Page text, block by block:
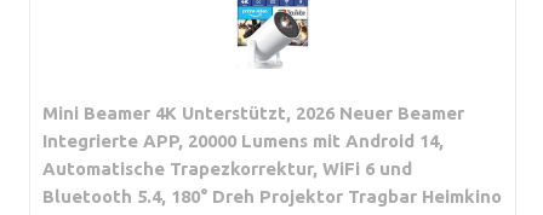
Mini Beamer 4K Unterstützt, 2026 Neuer Beamer
Integrierte APP, 20000 Lumens mit Android 14,
Automatische Trapezkorrektur, WiFi 6 und
Bluetooth 5.4, 180° Dreh Projektor Tragbar Heimkino